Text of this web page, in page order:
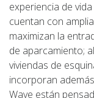
experiencia de
cuentan con
maximizan la
de aparcamiento;
viviendas de
incorporan
Wave están